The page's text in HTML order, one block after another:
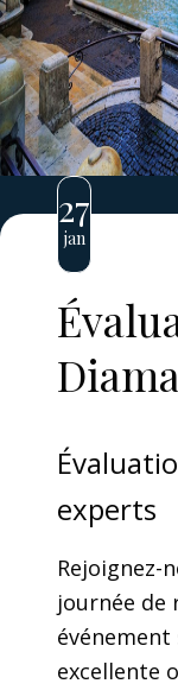
27
jan
experts
Rejoignez-
journée de
excellente